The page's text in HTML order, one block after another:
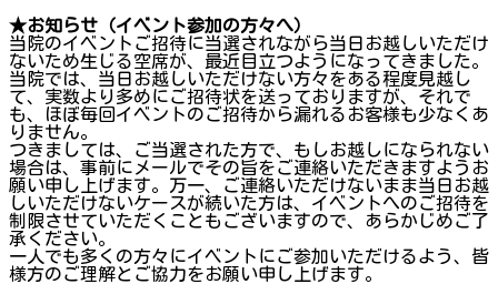
★お知らせ（イベント参加の方々へ）
当院のイベントご招待に当選されながら当日お越しいただけ
ないため生じる空席が、最近目立つようになってきました。
当院では、当日お越しいただけない方々をある程度見越し
て、実数より多めにご招待状を送っておりますが、それで
も、ほぼ毎回イベントのご招待から漏れるお客様も少なくあ
りません。
つきましては、ご当選された方で、もしお越しになられない
場合は、事前にメールでその旨をご連絡いただきますようお
願い申し上げます。万一、ご連絡いただけないまま当日お越
しいただけないケースが続いた方は、イベントへのご招待を
制限させていただくこともございますので、あらかじめご了
承ください。
一人でも多くの方々にイベントにご参加いただけるよう、皆
様方のご理解とご協力をお願い申し上げます。